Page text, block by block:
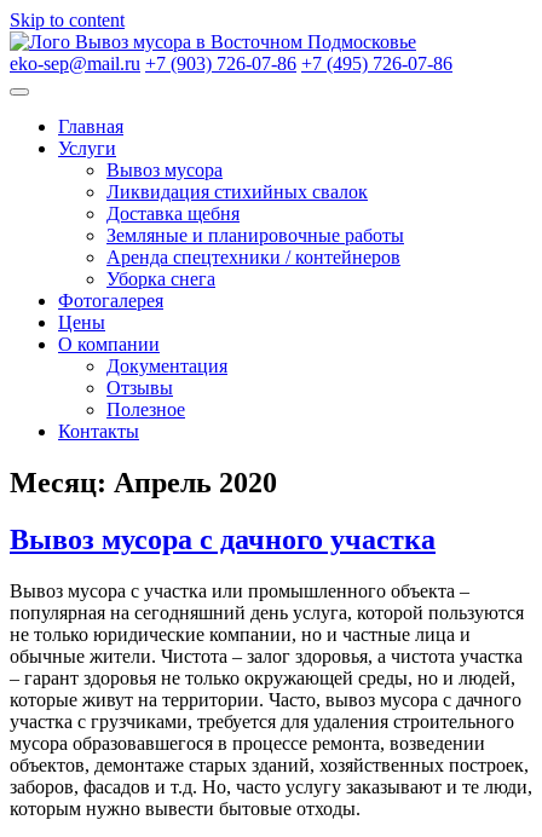
Skip to content
Вывоз мусора в Восточном Подмосковье
eko-sep@mail.ru +7 (903) 726-07-86 +7 (495) 726-07-86
Главная
Услуги
Вывоз мусора
Ликвидация стихийных свалок
Доставка щебня
Земляные и планировочные работы
Аренда спецтехники / контейнеров
Уборка снега
Фотогалерея
Цены
О компании
Документация
Отзывы
Полезное
Контакты
Месяц: Апрель 2020
Вывоз мусора с дачного участка
Вывоз мусора с участка или промышленного объекта –
популярная на сегодняшний день услуга, которой пользуются
не только юридические компании, но и частные лица и
обычные жители. Чистота – залог здоровья, а чистота участка
– гарант здоровья не только окружающей среды, но и людей,
которые живут на территории. Часто, вывоз мусора с дачного
участка с грузчиками, требуется для удаления строительного
мусора образовавшегося в процессе ремонта, возведении
объектов, демонтаже старых зданий, хозяйственных построек,
заборов, фасадов и т.д. Но, часто услугу заказывают и те люди,
которым нужно вывести бытовые отходы.